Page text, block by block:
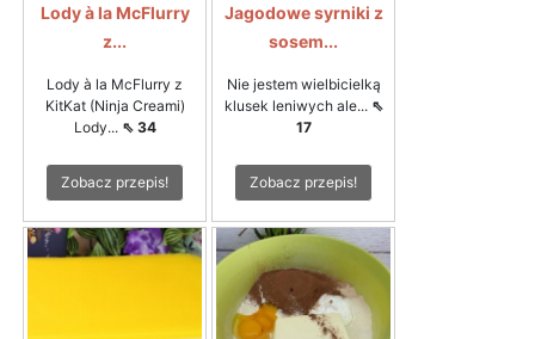
Lody à la McFlurry
z...
Lody à la McFlurry z
KitKat (Ninja Creami)
Lody... ⇖ 34
Zobacz przepis!
Jagodowe syrniki z
sosem...
Nie jestem wielbicielką
klusek leniwych ale... ⇖
17
Zobacz przepis!